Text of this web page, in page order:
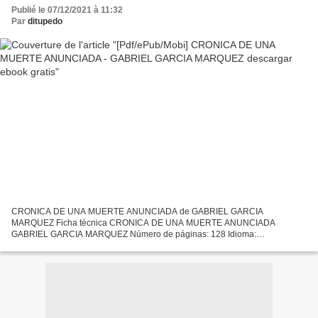
Publié le 07/12/2021 à 11:32
Par ditupedo
CRONICA DE UNA MUERTE ANUNCIADA de GABRIEL GARCIA
MARQUEZ Ficha técnica CRONICA DE UNA MUERTE ANUNCIADA
GABRIEL GARCIA MARQUEZ Número de páginas: 128 Idioma:
Editorial: LITERATURA RANDOM HOUSE...